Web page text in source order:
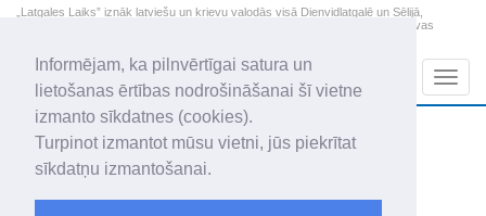
Informējam, ka pilnvērtīgai satura un
lietošanas ērtības nodrošināšanai šī vietne
izmanto sīkdatnes (cookies).
Turpinot izmantot mūsu vietni, jūs piekrītat
sīkdatņu izmantošanai.
„Latgales Laiks” iznāk latviešu un krievu valodās visā Dienvidlatgalē un Sēlijā,
„Latgales Laiks” latviešu valodā aptver Daugavpils valstspilsētu, Augšdaugavas
2026. gada 8. augusts
Sestdiena
Mudīte, Vladislava, Vladislavs
+18.9